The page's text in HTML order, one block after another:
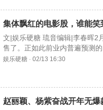
集体飘红的电影股，谁能笑
文|娱乐硬糖 琉音编辑|李春晖2
售了。正如此前业内普遍预测
人：风起大漠》。但要
娱乐硬糖 · 02/13 16:30
赵丽颖、杨紫奋战开年无